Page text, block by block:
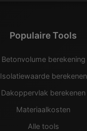
Populaire Tools
Betonvolume berekening
Isolatiewaarde berekenen
Dakoppervlak berekenen
Materiaalkosten
Alle tools